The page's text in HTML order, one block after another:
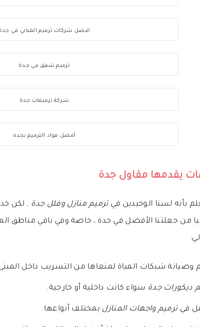
افضل شركات ترميم المباني في
ترميم شقق في جدة
شركة ترميمات جدة
أفضل مواد الترميم بجده
يقدمها مقاول جدة
بأنه لسنا الوحيدين في ترميم منازل وفلل جدة , لكن
من جعلتنا الأفضل في جدة ، خاصة وفي باقي مناطق
وصيانة شبكات المياة لمنعاها من التسريب داخل
ديكورات جدة سواء كانت داخلية أو خارجية.
في ترميم واجهات المنازل بمختلف أنواعها.